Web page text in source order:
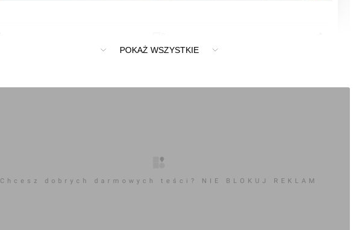
POKAŻ WSZYSTKIE
Chcesz dobrych darmowych teści? NIE BLOKUJ REKLAM